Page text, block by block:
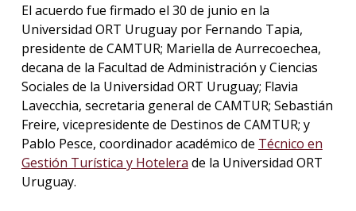
El acuerdo fue firmado el 30 de junio en la
Universidad ORT Uruguay por Fernando Tapia,
presidente de CAMTUR; Mariella de Aurrecoechea,
decana de la Facultad de Administración y Ciencias
Sociales de la Universidad ORT Uruguay; Flavia
Lavecchia, secretaria general de CAMTUR; Sebastián
Freire, vicepresidente de Destinos de CAMTUR; y
Pablo Pesce, coordinador académico de Técnico en
Gestión Turística y Hotelera de la Universidad ORT
Uruguay.